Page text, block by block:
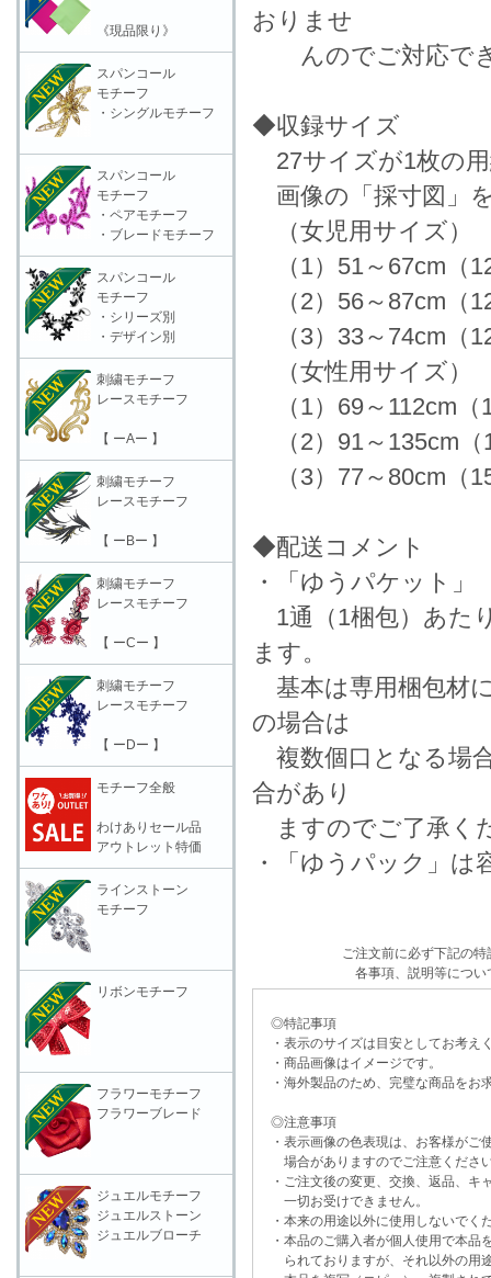
おりませ
んのでご対応でき
◆収録サイズ
27サイズが1枚の
画像の「採寸図」
（女児用サイズ）
（1）51～67cm（
（2）56～87cm（
（3）33～74cm（
（女性用サイズ）
（1）69～112cm（
（2）91～135cm（
（3）77～80cm（
◆配送コメント
・「ゆうパケット」
1通（1梱包）あた
ます。
基本は専用梱包材
の場合は
複数個口となる場
合があり
ますのでご了承く
・「ゆうパック」は
ご注文前に必ず下記の
各事項、説明等につい
◎特記事項
・表示のサイズは目安としてお考え
・商品画像はイメージです。
・海外製品のため、完璧な商品をお
◎注意事項
・表示画像の色表現は、お客様がご
場合がありますのでご注意くださ
・ご注文後の変更、交換、返品、キ
一切お受けできません。
・本来の用途以外に使用しないでく
・本品のご購入者が個人使用で本品
られておりますが、それ以外の用
《現品限り》
スパンコール
モチーフ
・シングルモチーフ
スパンコール
モチーフ
・ペアモチーフ
・ブレードモチーフ
スパンコール
モチーフ
・シリーズ別
・デザイン別
刺繍モチーフ
レースモチーフ
【 ーAー 】
刺繍モチーフ
レースモチーフ
【 ーBー 】
刺繍モチーフ
レースモチーフ
【 ーCー 】
刺繍モチーフ
レースモチーフ
【 ーDー 】
モチーフ全般
わけありセール品
アウトレット特価
ラインストーン
モチーフ
リボンモチーフ
フラワーモチーフ
フラワーブレード
ジュエルモチーフ
ジュエルストーン
ジュエルブローチ